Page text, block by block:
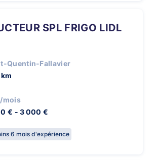
Quentin-Fallavier
mois
€ - 3 000 €
6 mois d'expérience